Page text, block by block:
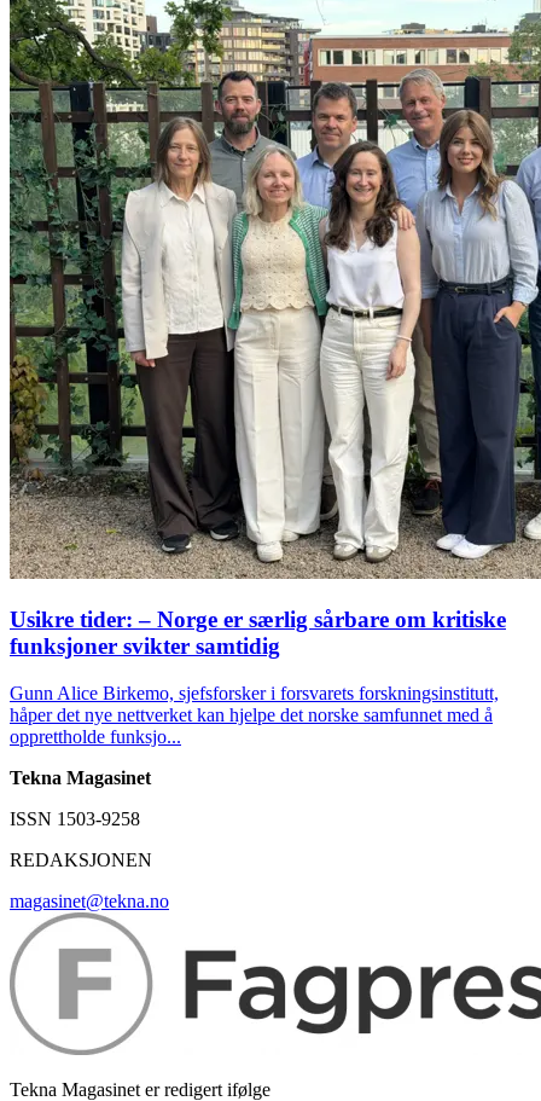
Usikre tider: – Norge er særlig sårbare om kritiske
funksjoner svikter samtidig
Gunn Alice Birkemo, sjefsforsker i forsvarets forskningsinstitutt,
håper det nye nettverket kan hjelpe det norske samfunnet med å
opprettholde funksjo...
Tekna Magasinet
ISSN 1503-9258
REDAKSJONEN
magasinet@tekna.no
Tekna Magasinet er redigert ifølge